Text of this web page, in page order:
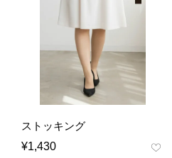
ストッキング
¥1,430